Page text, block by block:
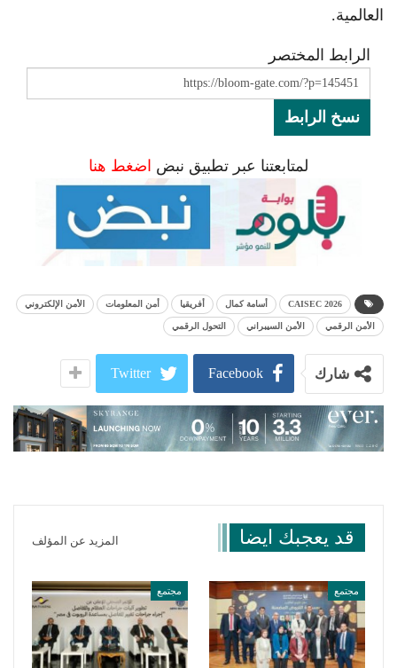
العالمية.
الرابط المختصر
نسخ الرابط
لمتابعتنا عبر تطبيق نبض اضغط هنا
CAISEC 2026 أسامة كمال أفريقيا أمن المعلومات الأمن الإلكتروني
الأمن الرقمي الأمن السيبراني التحول الرقمي
شارك Facebook
Twitter
قد يعجبك ايضا المزيد عن المؤلف
مجتمع مجتمع